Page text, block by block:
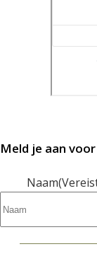
Meld je aan
Naam